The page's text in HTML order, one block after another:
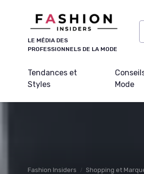
LE MÉDIA DES
PROFESSIONNELS DE LA MODE
Tendances et
Styles
Mode
Fashion Insiders Shopping et